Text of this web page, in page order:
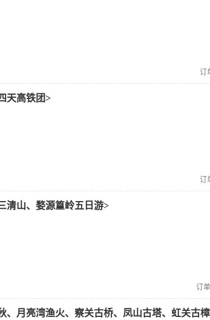
订
天高铁团>
订
清山、婺源篁岭五日游>
订单
、月亮湾渔火、察关古桥、凤山古塔、虹关古